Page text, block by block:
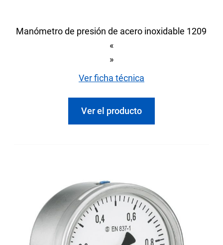
Manómetro de presión de acero inoxidable 1209
«
»
Ver ficha técnica
Ver el producto